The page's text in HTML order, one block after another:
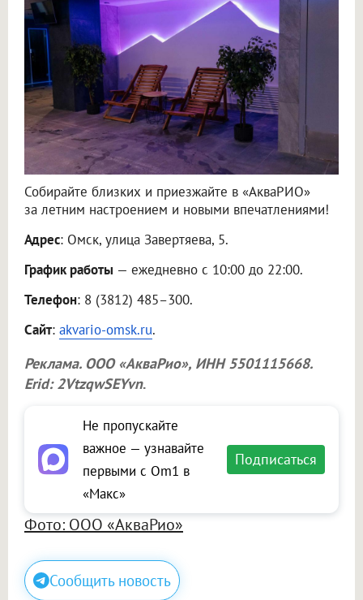
Собирайте близких и приезжайте в «АкваРИО»
за летним настроением и новыми впечатлениями!
Адрес: Омск, улица Завертяева, 5.
График работы — ежедневно с 10:00 до 22:00.
Телефон: 8 (3812) 485–300.
Сайт: akvario-omsk.ru.
Реклама. ООО «АкваРио», ИНН 5501115668.
Erid: 2VtzqwSEYvn.
Не пропускайте
важное — узнавайте
первыми с Om1 в
«Макс»
Подписаться
Фото: ООО «АкваРио»
Сообщить новость